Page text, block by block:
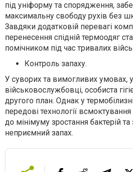
під уніформу та спорядження,
максимальну свободу рухів без
Завдяки додатковій перевагі
перенесення спідній термоодяг
помічником під час тривалих
Контроль запаху.
У суворих та вимогливих умовах,
військовослужбовці, особиста
другого план. Однак у
передові технології
до мінімуму зростання бактерій
неприємний запах.